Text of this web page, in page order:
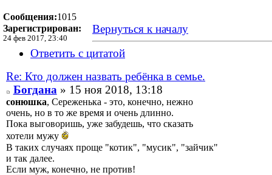
Сообщения:1015
Зарегистрирован:
24 фев 2017, 23:40
Вернуться к началу
Ответить с цитатой
Re: Кто должен назвать ребёнка в семье.
Богдана» 15 ноя 2018, 13:18
сонюшка, Сереженька - это, конечно, нежно
очень, но в то же время и очень длинно.
Пока выговоришь, уже забудешь, что сказать
хотели мужу
В таких случаях проще "котик", "мусик", "зайчик"
и так далее.
Если муж, конечно, не против!